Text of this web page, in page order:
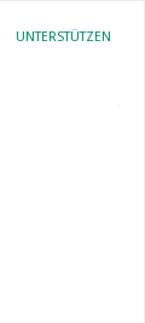
UNTERSTÜTZEN